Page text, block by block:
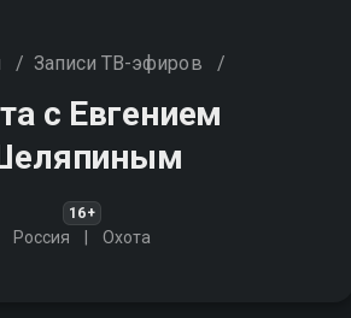
/ Записи ТВ-эфиров /
с Евгением
16+
Россия Охота